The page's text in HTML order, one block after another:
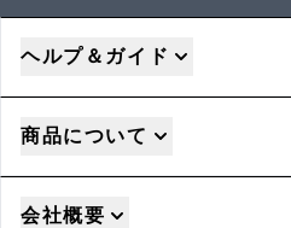
ヘルプ＆ガイド
商品について
会社概要